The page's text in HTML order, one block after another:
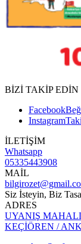
BİZİ TAKİP EDİN
Facebook
Instagram
İLETİŞİM
Whatsapp
05335443908
MAİL
Siz İsteyin, Biz
ADRES
UYANIŞ
KEÇİÖREN /